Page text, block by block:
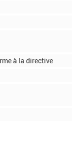
à la directive